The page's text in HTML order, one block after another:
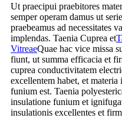
Ut praecipui praebitores
semper operam damus ut
praebeamus ad necessitates
implendas. Taenia Cuprea et
VitreaeQuae hac vice missa
fiunt, ut summa efficacia et
cuprea conductivitatem
excellentem habet, et
funium est. Taenia
insulatione funium et
insulationis excellentes et